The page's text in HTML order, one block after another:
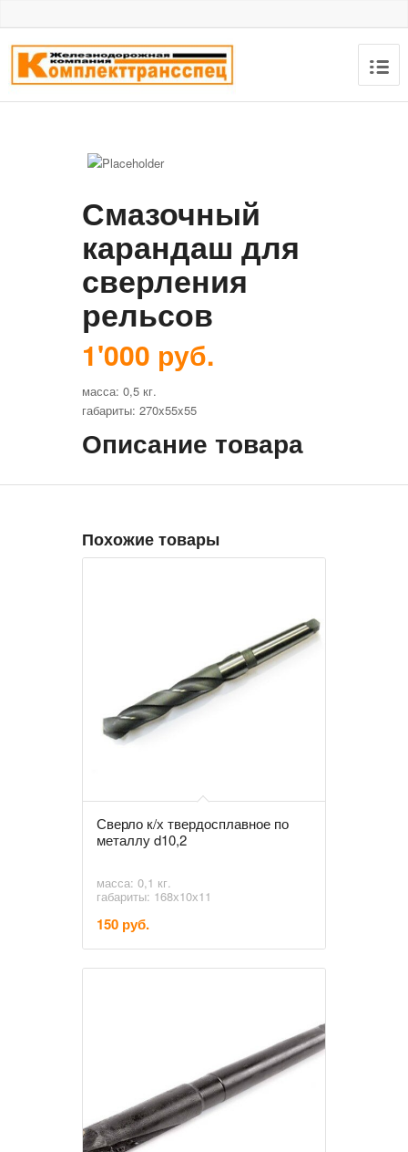
Смазочный
карандаш для
сверления
рельсов
1'000 руб.
масса: 0,5 кг.
габариты: 270x55x55
Описание товара
Похожие товары
Сверло к/х твердосплавное по
металлу d10,2
масса: 0,1 кг.
габариты: 168х10х11
150 руб.